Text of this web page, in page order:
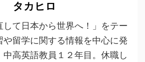
タカヒロ
して日本から世界へ！」をテー
や留学に関する情報を中心に発
高英語教員１２年目。休職し